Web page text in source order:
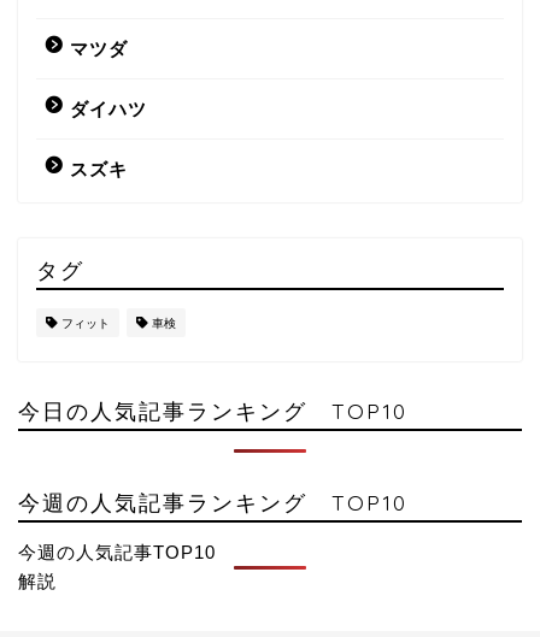
マツダ
ダイハツ
スズキ
タグ
フィット 車検
今日の人気記事ランキング TOP10
今週の人気記事ランキング TOP10
今週の人気記事TOP10
解説